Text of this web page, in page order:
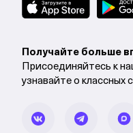
Получайте больше
Присоединяйтесь к
узнавайте о классных